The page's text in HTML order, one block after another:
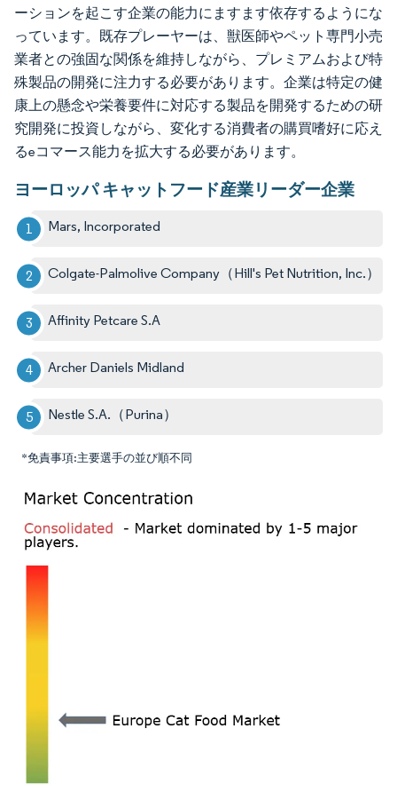
ーションを起こす企業の能力にますます依存するようにな
っています。既存プレーヤーは、獣医師やペット専門小売
業者との強固な関係を維持しながら、プレミアムおよび特
殊製品の開発に注力する必要があります。企業は特定の健
康上の懸念や栄養要件に対応する製品を開発するための研
究開発に投資しながら、変化する消費者の購買嗜好に応え
るeコマース能力を拡大する必要があります。
ヨーロッパ キャットフード産業リーダー企業
Mars, Incorporated
Colgate-Palmolive Company（Hill's Pet Nutrition, Inc.）
Affinity Petcare S.A
Archer Daniels Midland
Nestle S.A.（Purina）
*免責事項:主要選手の並び順不同